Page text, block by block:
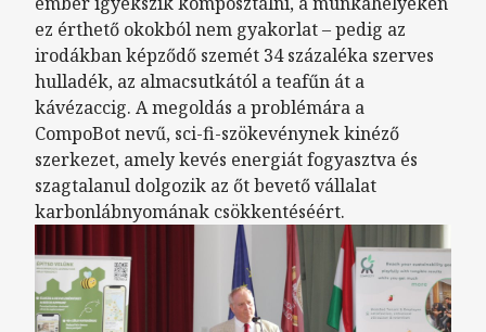
ez érthető okokból nem gyakorlat – pedig az
irodákban képződő szemét 34 százaléka szerves
hulladék, az almacsutkától a teafűn át a
kávézaccig. A megoldás a problémára a
CompoBot nevű, sci-fi-szökevénynek kinéző
szerkezet, amely kevés energiát fogyasztva és
szagtalanul dolgozik az őt bevető vállalat
karbonlábnyomának csökkentéséért.